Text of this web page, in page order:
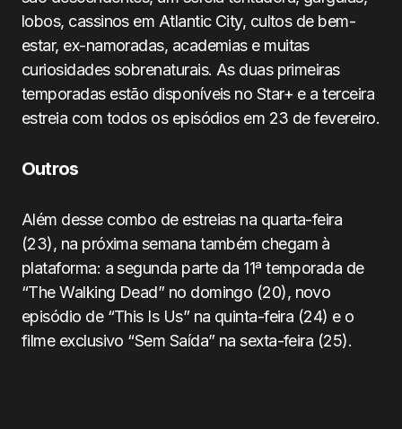
lobos, cassinos em Atlantic City, cultos de bem-
estar, ex-namoradas, academias e muitas
curiosidades sobrenaturais. As duas primeiras
temporadas estão disponíveis no Star+ e a terceira
estreia com todos os episódios em 23 de fevereiro.
Outros
Além desse combo de estreias na quarta-feira
(23), na próxima semana também chegam à
plataforma: a segunda parte da 11ª temporada de
“The Walking Dead” no domingo (20), novo
episódio de “This Is Us” na quinta-feira (24) e o
filme exclusivo “Sem Saída” na sexta-feira (25).